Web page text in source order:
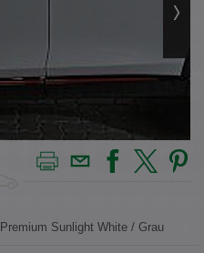
Premium Sunlight White / Grau